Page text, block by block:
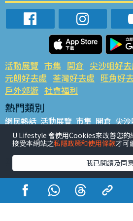
活動展覽 市集 開倉 尖沙咀好
元朗好去處 荃灣好去處 旺角好
戶外郊遊 社會福利
熱門類別
網民熱話 活動展覽 市集 開倉 尖
銅鑼灣好去處 元朗好去處 荃灣好
餐廳情報 戶外郊遊
熱門標籤
#UGO搵好去處 #人氣活動推介 #美
#親子玩樂好去處
#ULifestyle應用
#UJetso禮物放送
#ULifestyle商戶
U Lifestyle 會使用Cookies來改善您的
接受本網站之私隱政策和使用條款才可
我已閱讀及同